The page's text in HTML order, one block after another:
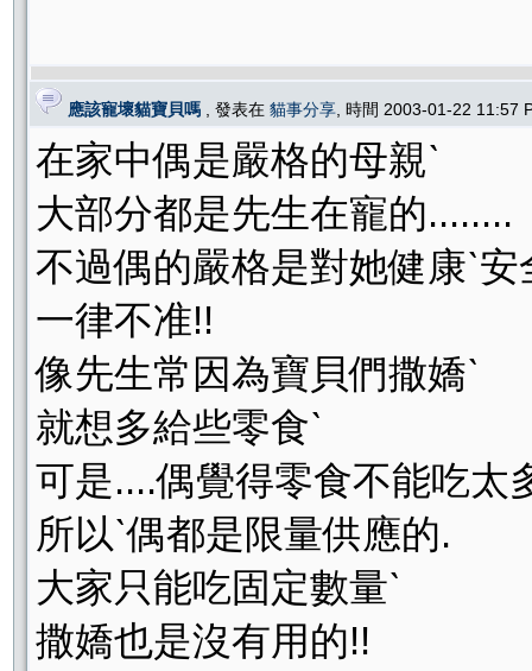
應該寵壞貓寶貝嗎 , 發表在 貓事分享 , 時間 2003-01-22 11:57
在家中偶是嚴格的母親ˋ
大部分都是先生在寵的........
不過偶的嚴格是對她健康ˋ安
一律不准!!
像先生常因為寶貝們撒嬌ˋ
就想多給些零食ˋ
可是....偶覺得零食不能吃太
所以ˋ偶都是限量供應的.
大家只能吃固定數量ˋ
撒嬌也是沒有用的!!